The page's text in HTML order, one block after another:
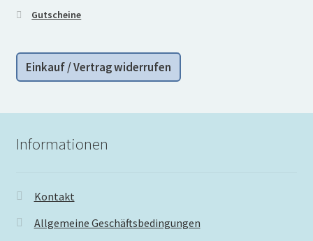
Gutscheine
Einkauf / Vertrag widerrufen
Informationen
Kontakt
Allgemeine Geschäftsbedingungen